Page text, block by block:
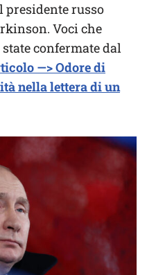
presidente russo
Voci che
confermate dal
—> Odore di
nella lettera di un